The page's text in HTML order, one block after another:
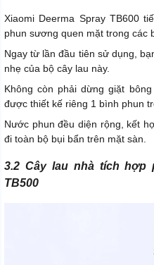
Xiaomi Deerma Spray TB600
phun sương quen mặt trong các
Ngay từ lần đầu tiên sử dụng,
nhẹ của bộ cây lau này.
Không còn phải dừng giặt
được thiết kế riêng 1 bình phun
Nước phun đều diện rộng, kết
đi toàn bộ bụi bẩn trên mặt sàn.
3.2 Cây lau nhà tích hợp
TB500